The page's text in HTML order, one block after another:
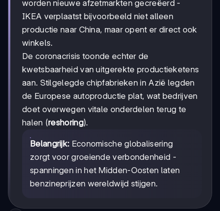
worden nieuwe afzetmarkten gecreëerd -
IKEA verplaatst bijvoorbeeld niet alleen
productie naar China, maar opent er direct ook
winkels.
De coronacrisis toonde echter de
kwetsbaarheid van uitgerekte productieketens
aan. Stilgelegde chipfabrieken in Azië legden
de Europese autoproductie plat, wat bedrijven
doet overwegen vitale onderdelen terug te
halen (reshoring).
Belangrijk: Economische globalisering
zorgt voor groeiende verbondenheid -
spanningen in het Midden-Oosten laten
benzineprijzen wereldwijd stijgen.